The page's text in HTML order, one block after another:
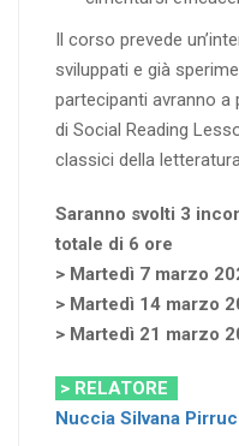
Il corso prevede
sviluppati e già
partecipanti avranno a
di Social Reading
classici della
Saranno svolti 3
totale di 6 ore
> Martedì 7 marzo
> Martedì 14 marzo
> Martedì 21 marzo
> RELATORE
Nuccia Silvana